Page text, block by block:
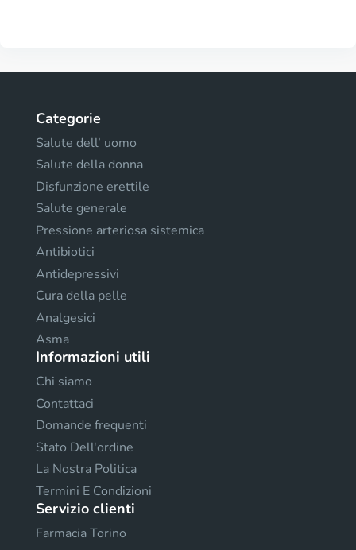
Categorie
Salute dell’ uomo
Salute della donna
Disfunzione erettile
Salute generale
Pressione arteriosa sistemica
Antibiotici
Antidepressivi
Cura della pelle
Analgesici
Asma
Informazioni utili
Chi siamo
Contattaci
Domande frequenti
Stato Dell'ordine
La Nostra Politica
Termini E Condizioni
Servizio clienti
Farmacia Torino